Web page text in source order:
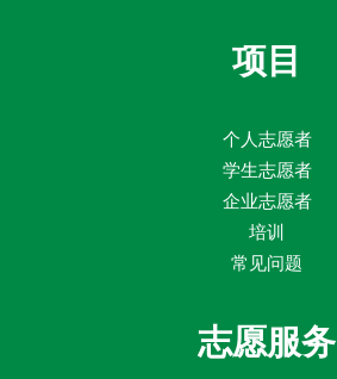
项目
个人志愿者
学生志愿者
企业志愿者
培训
常见问题
志愿服务